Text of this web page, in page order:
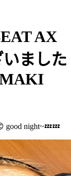
AX
ました
MAKI
good night~💤💤